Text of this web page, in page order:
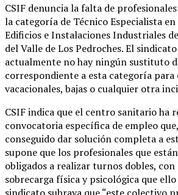
CSIF denuncia la falta de
la categoría de Técnico Especialista
Edificios e Instalaciones Industriales
del Valle de Los Pedroches. El
actualmente no hay ningún sustituto
correspondiente a esta categoría
vacacionales, bajas o cualquier otra
CSIF indica que el centro sanitario ha
convocatoria específica de empleo
conseguido dar solución completa a
supone que los profesionales que
obligados a realizar turnos dobles,
sobrecarga física y psicológica que